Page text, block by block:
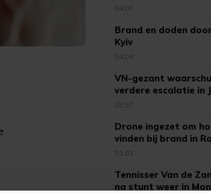
04:07
Brand en doden
Kyiv
04:04
VN-gezant
verdere escalatie in
03:57
Drone ingezet om
vinden bij brand in
01:01
Tennisser Van de
na stunt weer in